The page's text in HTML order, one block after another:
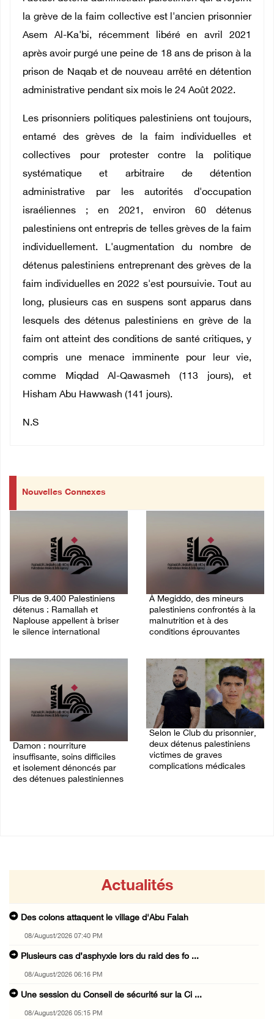
la grève de la faim collective est l'ancien prisonnier
Asem Al-Ka'bi, récemment libéré en avril 2021
après avoir purgé une peine de 18 ans de prison à la
prison de Naqab et de nouveau arrêté en détention
administrative pendant six mois le 24 Août 2022.
Les prisonniers politiques palestiniens ont toujours,
entamé des grèves de la faim individuelles et
collectives pour protester contre la politique
systématique et arbitraire de détention
administrative par les autorités d'occupation
israéliennes ; en 2021, environ 60 détenus
palestiniens ont entrepris de telles grèves de la faim
individuellement. L'augmentation du nombre de
détenus palestiniens entreprenant des grèves de la
faim individuelles en 2022 s'est poursuivie. Tout au
long, plusieurs cas en suspens sont apparus dans
lesquels des détenus palestiniens en grève de la
faim ont atteint des conditions de santé critiques, y
compris une menace imminente pour leur vie,
comme Miqdad Al-Qawasmeh (113 jours), et
Hisham Abu Hawwash (141 jours).
N.S
Nouvelles Connexes
Plus de 9.400 Palestiniens
détenus : Ramallah et
Naplouse appellent à briser
le silence international
À Megiddo, des mineurs
palestiniens confrontés à la
malnutrition et à des
conditions éprouvantes
Damon : nourriture
insuffisante, soins difficiles
et isolement dénoncés par
des détenues palestiniennes
Selon le Club du prisonnier,
deux détenus palestiniens
victimes de graves
complications médicales
Actualités
Des colons attaquent le village d'Abu Falah
08/August/2026 07:40 PM
Plusieurs cas d’asphyxie lors du raid des fo ...
08/August/2026 06:16 PM
Une session du Conseil de sécurité sur la Ci ...
08/August/2026 05:15 PM